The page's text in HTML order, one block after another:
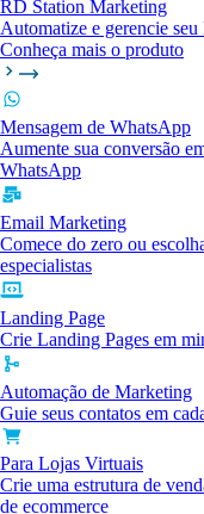
RD Station Marketing
Automatize e gerencie
Conheça mais o produto
Mensagem de WhatsApp
Aumente sua conversão
WhatsApp
Email Marketing
Comece do zero ou
especialistas
Landing Page
Crie Landing Pages em
Automação de Marketing
Guie seus contatos em
Para Lojas Virtuais
Crie uma estrutura de
de ecommerce